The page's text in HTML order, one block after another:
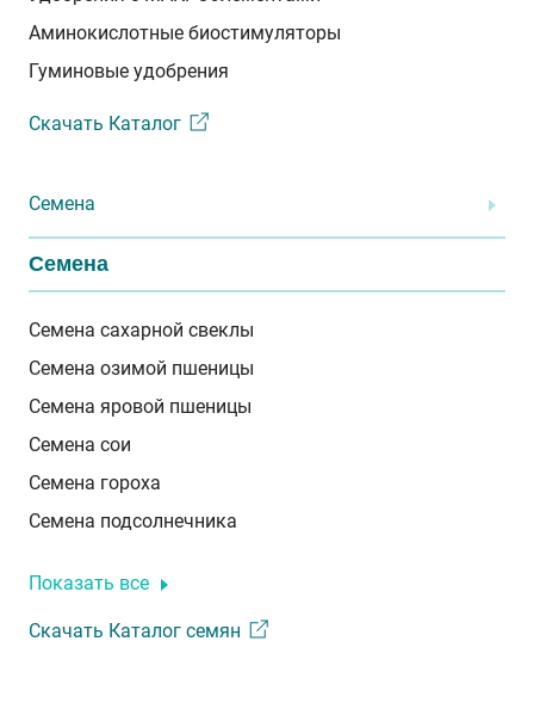
Аминокислотные биостимуляторы
Гуминовые удобрения
Скачать Каталог
Семена
Семена
Семена сахарной свеклы
Семена озимой пшеницы
Семена яровой пшеницы
Семена сои
Семена гороха
Семена подсолнечника
Показать все
Скачать Каталог семян